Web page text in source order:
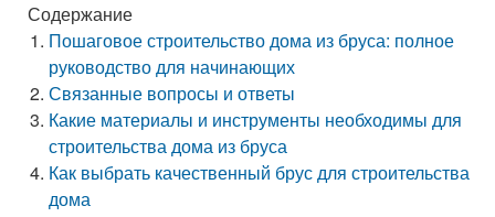
Содержание
Пошаговое строительство дома из бруса: полное
руководство для начинающих
Связанные вопросы и ответы
Какие материалы и инструменты необходимы для
строительства дома из бруса
Как выбрать качественный брус для строительства
дома